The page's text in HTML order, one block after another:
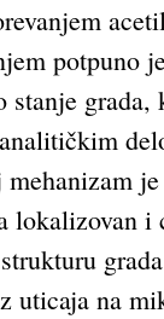
potpuno
stanje grada,
mehanizam
lokalizovan i
uticaja na